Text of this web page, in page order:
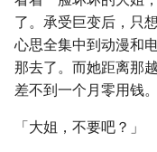
了。承受巨变后，只
心思全集中到动漫和
那去了。而她距离那
差不到一个月零用钱。
「大姐，不要吧？」